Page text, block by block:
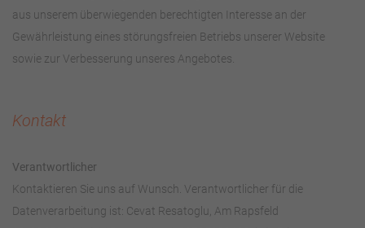
aus unserem überwiegenden berechtigten Interesse an der
Gewährleistung eines störungsfreien Betriebs unserer Website
sowie zur Verbesserung unseres Angebotes.
Kontakt
Verantwortlicher
Kontaktieren Sie uns auf Wunsch. Verantwortlicher für die
Datenverarbeitung ist: Cevat Resatoglu, Am Rapsfeld